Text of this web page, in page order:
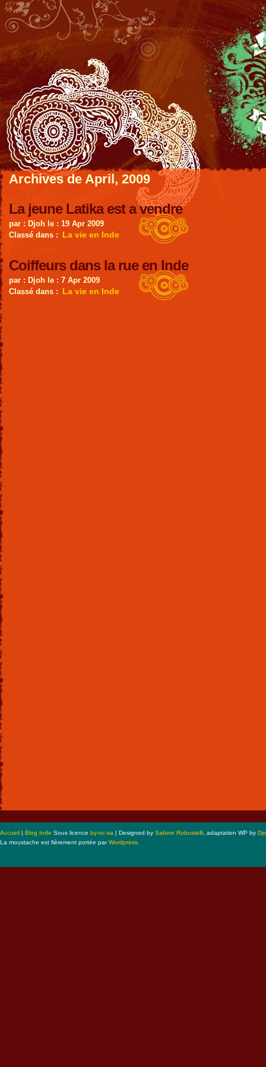
Archives de April, 2009
La jeune Latika est a vendre
par : Djoh le : 19 Apr 2009
Classé dans : La vie en Inde
Coiffeurs dans la rue en Inde
par : Djoh le : 7 Apr 2009
Classé dans : La vie en Inde
Accueil | Blog Inde Sous licence by-nc-sa | Designed by Sabine Robustelli , adaptation WP by
La moustache est fièrement portée parWordpress